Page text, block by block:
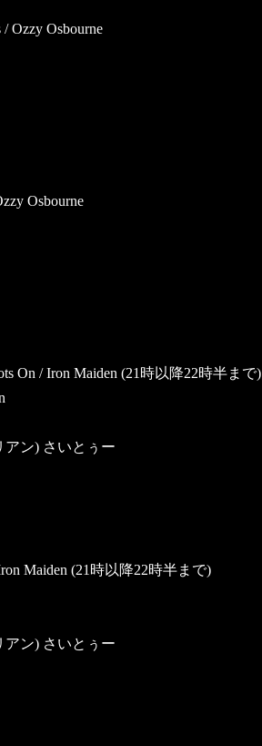
Ozzy Osbourne
Osbourne
On / Iron Maiden (21時以降22時半まで)
ン) さいとぅー
Maiden (21時以降22時半まで)
ン) さいとぅー